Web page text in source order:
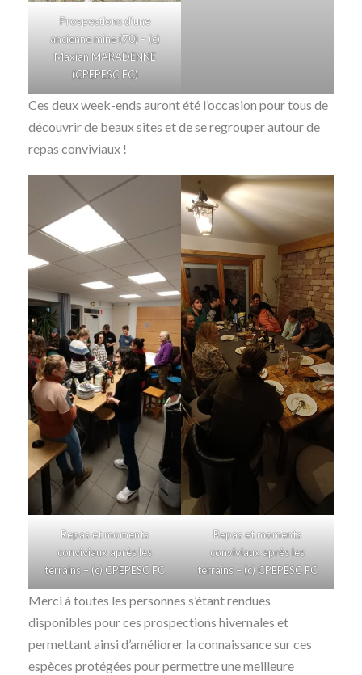
Prospections d’une
ancienne mine (70) – (c)
Maxian MARADENNE
(CPEPESC FC)
Ces deux week-ends auront été l’occasion pour tous de
découvrir de beaux sites et de se regrouper autour de
repas conviviaux !
Repas et moments
conviviaux après les
terrains – (c) CPEPESC FC
Repas et moments
conviviaux après les
terrains – (c) CPEPESC FC
Merci à toutes les personnes s’étant rendues
disponibles pour ces prospections hivernales et
permettant ainsi d’améliorer la connaissance sur ces
espèces protégées pour permettre une meilleure